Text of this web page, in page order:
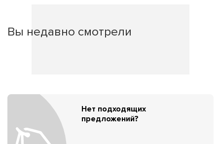
Вы недавно смотрели
Нет подходящих
предложений?